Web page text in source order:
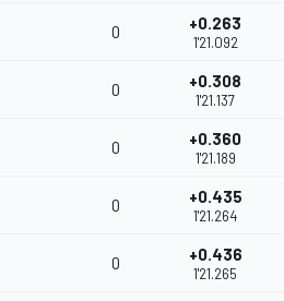
0 +0.263
1'21.092
0 +0.308
1'21.137
0 +0.360
1'21.189
0 +0.435
1'21.264
0 +0.436
1'21.265